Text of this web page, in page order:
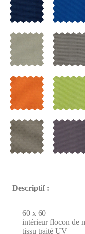
Descriptif :
60 x 60
intérieur flocon de
tissu traité UV